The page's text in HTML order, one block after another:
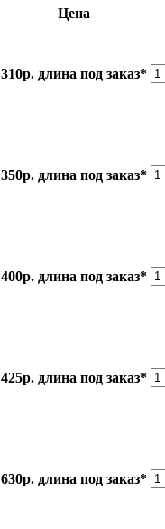
Цена
310р. длина под заказ*
350р. длина под заказ*
400р. длина под заказ*
425р. длина под заказ*
630р. длина под заказ*